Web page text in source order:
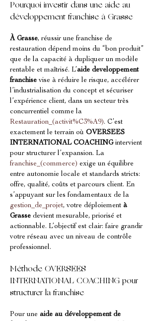
Pourquoi investir dans une aide au
développement franchise à Grasse
À Grasse, réussir une franchise de
restauration dépend moins du “bon produit”
que de la capacité à dupliquer un modèle
rentable et maîtrisé. L’aide developpement
franchise vise à réduire le risque, accélérer
l’industrialisation du concept et sécuriser
l’expérience client, dans un secteur très
concurrentiel comme la
Restauration_(activit%C3%A9). C’est
exactement le terrain où OVERSEES
INTERNATIONAL COACHING intervient
pour structurer l’expansion. La
franchise_(commerce) exige un équilibre
entre autonomie locale et standards stricts:
offre, qualité, coûts et parcours client. En
s’appuyant sur les fondamentaux de la
gestion_de_projet, votre déploiement à
Grasse devient mesurable, priorisé et
actionnable. L’objectif est clair: faire grandir
votre réseau avec un niveau de contrôle
professionnel.
Méthode OVERSEES
INTERNATIONAL COACHING pour
structurer la franchise
Pour une aide au développement de